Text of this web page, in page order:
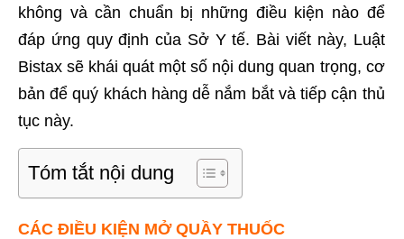
không và cần chuẩn bị những điều kiện nào để
đáp ứng quy định của Sở Y tế. Bài viết này, Luật
Bistax sẽ khái quát một số nội dung quan trọng, cơ
bản để quý khách hàng dễ nắm bắt và tiếp cận thủ
tục này.
Tóm tắt nội dung
CÁC ĐIỀU KIỆN MỞ QUẦY THUỐC